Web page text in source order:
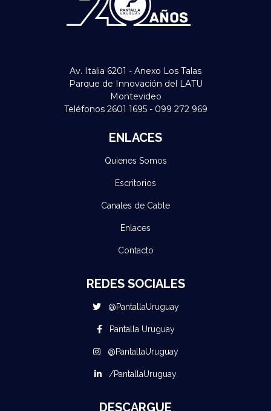
Av. Italia 6201 - Anexo Los Talas
Parque de Innovación del LATU
Montevideo
Teléfonos 2601 1695 - 099 272 969
ENLACES
Quienes Somos
Escritorios
Canales de Cable
Enlaces
Contacto
REDES SOCIALES
@PantallaUruguay
Pantalla Uruguay
@PantallaUruguay
/PantallaUruguay
DESCARGUE